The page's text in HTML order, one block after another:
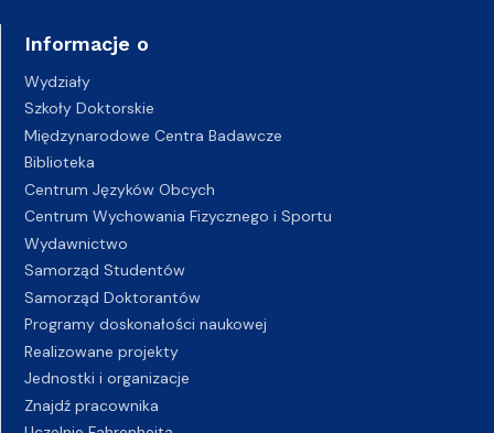
Informacje o
Wydziały
Szkoły Doktorskie
Międzynarodowe Centra Badawcze
Biblioteka
Centrum Języków Obcych
Centrum Wychowania Fizycznego i Sportu
Wydawnictwo
Samorząd Studentów
Samorząd Doktorantów
Programy doskonałości naukowej
Realizowane projekty
Jednostki i organizacje
Znajdź pracownika